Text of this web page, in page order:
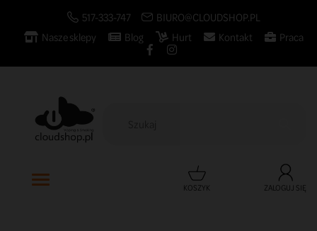
517-333-747
BIURO@CLOUDSHOP.PL
Nasze sklepy
Blog Hurt Kontakt Praca
KOSZYK ZALOGUJ SIĘ